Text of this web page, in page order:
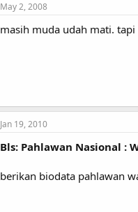
May 2, 2008
masih muda udah mati.
Jan 19, 2010
Bls: Pahlawan Nasional :
berikan biodata pahlawan